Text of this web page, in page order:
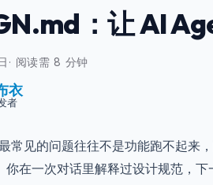
：让 AI
· 阅读需 8 分钟
衣
者
常见的问题往往不是功能跑不起来
你在一次对话里解释过设计规范，